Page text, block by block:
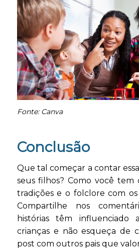
Fonte: Canva
Conclusão
Que tal começar a contar
seus filhos? Como você tem
tradições e o folclore com
Compartilhe nos
histórias têm influenciado
crianças e não esqueça de
post com outros pais que